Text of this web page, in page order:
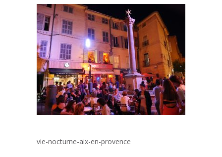
vie-nocturne-aix-en-provence